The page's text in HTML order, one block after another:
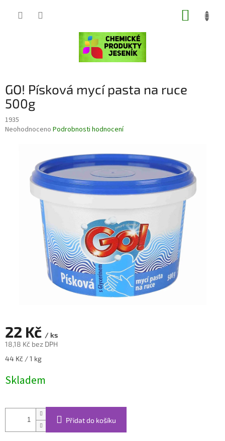
GO! Písková mycí pasta na ruce
500g
1935
Průměrné
hvězdiček.
Neohodnoceno Podrobnosti hodnocení
22 Kč / ks
18,18 Kč bez DPH
Měrná
44 Kč / 1 kg
Skladem
Přidat do košíku